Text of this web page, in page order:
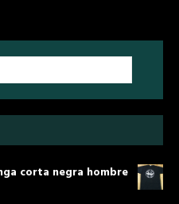
corta negra hombre